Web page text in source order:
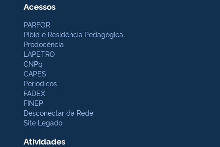
Acessos
PARFOR
Pibid e Residência Pedagógica
Prodocência
LAPETRO
CNPq
CAPES
Periódicos
FADEX
FINEP
Desconectar da Rede
Site Legado
Atividades